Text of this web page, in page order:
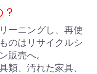
ーニングし、再使
のはリサイクルシ
販売へ。
、汚れた家具、